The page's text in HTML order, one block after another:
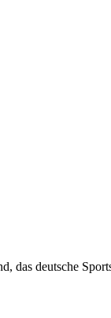
das deutsche